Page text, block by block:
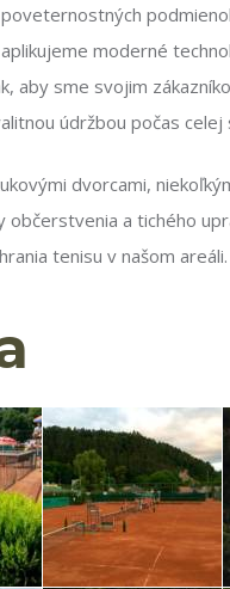
moderné
aby sme svojim
údržbou počas celej
dvorcami,
občerstvenia a tichého
tenisu v našom areáli.